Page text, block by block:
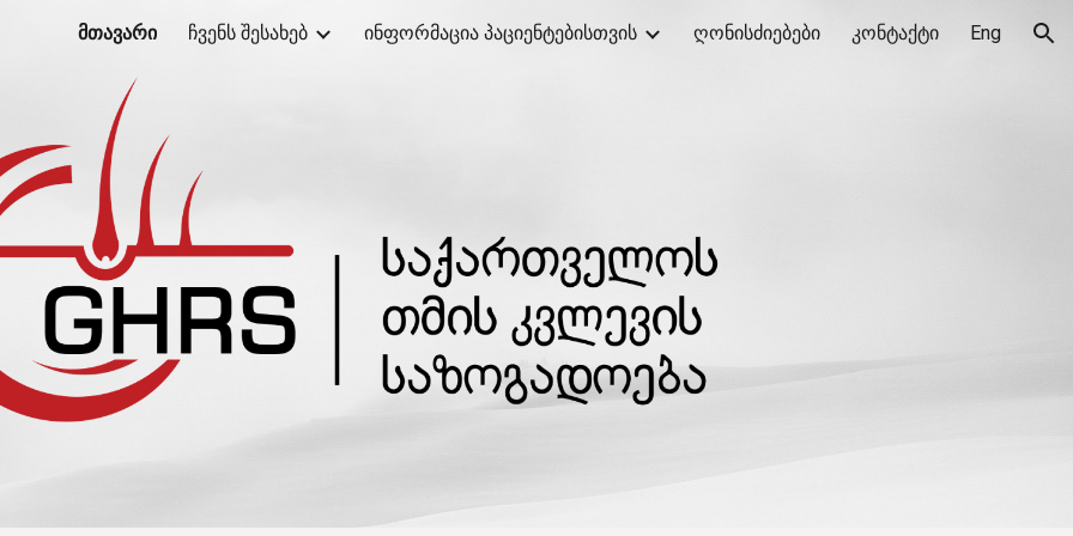
to main content Skip to navigation
მთავარი ჩვენს შესახებ ინფორმაცია პაციენტებისთვის ღონისძიებები კონტაქტი Eng